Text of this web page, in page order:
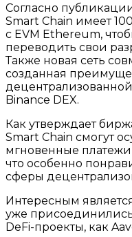
Согласно
Smart Chain имеет
с EVM Ethereum,
переводить свои
Также новая сеть
созданная
Binance DEX.
Как утверждает
Smart Chain смогут
мгновенные
что особенно
сферы
Интересным
уже
DeFi-проекты, как